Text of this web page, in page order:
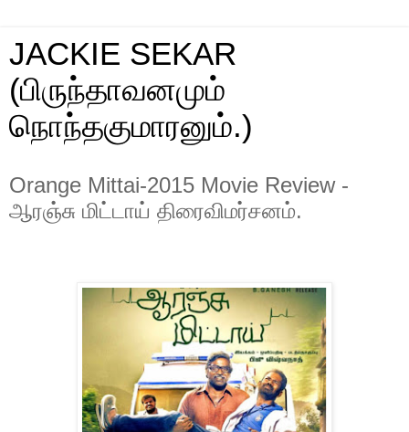
JACKIE SEKAR
(பிருந்தாவனமும்
நொந்தகுமாரனும்.)
Orange Mittai-2015 Movie Review -
ஆரஞ்சு மிட்டாய் திரைவிமர்சனம்.